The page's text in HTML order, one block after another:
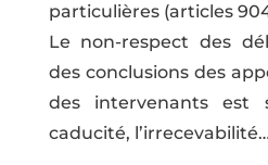
particulières (articles
Le non-respect des
des conclusions des
des intervenants est
caducité,